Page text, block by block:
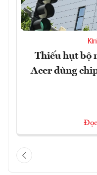
Thiếu hụt bộ
Acer dùng